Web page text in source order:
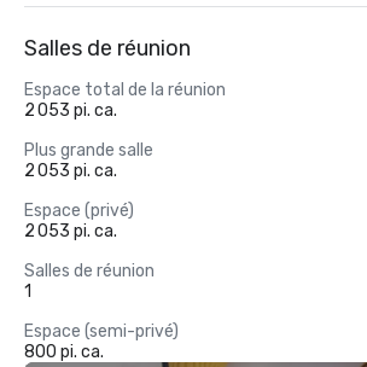
Salles de réunion
Espace total de la réunion
2 053 pi. ca.
Plus grande salle
2 053 pi. ca.
Espace (privé)
2 053 pi. ca.
Salles de réunion
1
Espace (semi-privé)
800 pi. ca.